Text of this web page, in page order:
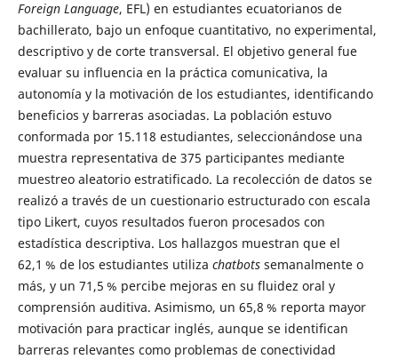
Foreign Language, EFL) en estudiantes ecuatorianos de
bachillerato, bajo un enfoque cuantitativo, no experimental,
descriptivo y de corte transversal. El objetivo general fue
evaluar su influencia en la práctica comunicativa, la
autonomía y la motivación de los estudiantes, identificando
beneficios y barreras asociadas. La población estuvo
conformada por 15.118 estudiantes, seleccionándose una
muestra representativa de 375 participantes mediante
muestreo aleatorio estratificado. La recolección de datos se
realizó a través de un cuestionario estructurado con escala
tipo Likert, cuyos resultados fueron procesados con
estadística descriptiva. Los hallazgos muestran que el
62,1 % de los estudiantes utiliza chatbotssemanalmente o
más, y un 71,5 % percibe mejoras en su fluidez oral y
comprensión auditiva. Asimismo, un 65,8 % reporta mayor
motivación para practicar inglés, aunque se identifican
barreras relevantes como problemas de conectividad